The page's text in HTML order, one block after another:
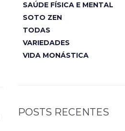
SAÚDE FÍSICA E MENTAL
SOTO ZEN
TODAS
VARIEDADES
VIDA MONÁSTICA
POSTS RECENTES